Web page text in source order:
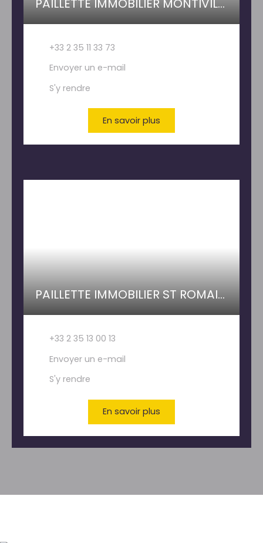
+33 2 35 11 33 73
Envoyer un e-mail
S'y rendre
En savoir plus
PAILLETTE IMMOBILIER ST ROMAIN DE COLBOSC
+33 2 35 13 00 13
Envoyer un e-mail
S'y rendre
En savoir plus